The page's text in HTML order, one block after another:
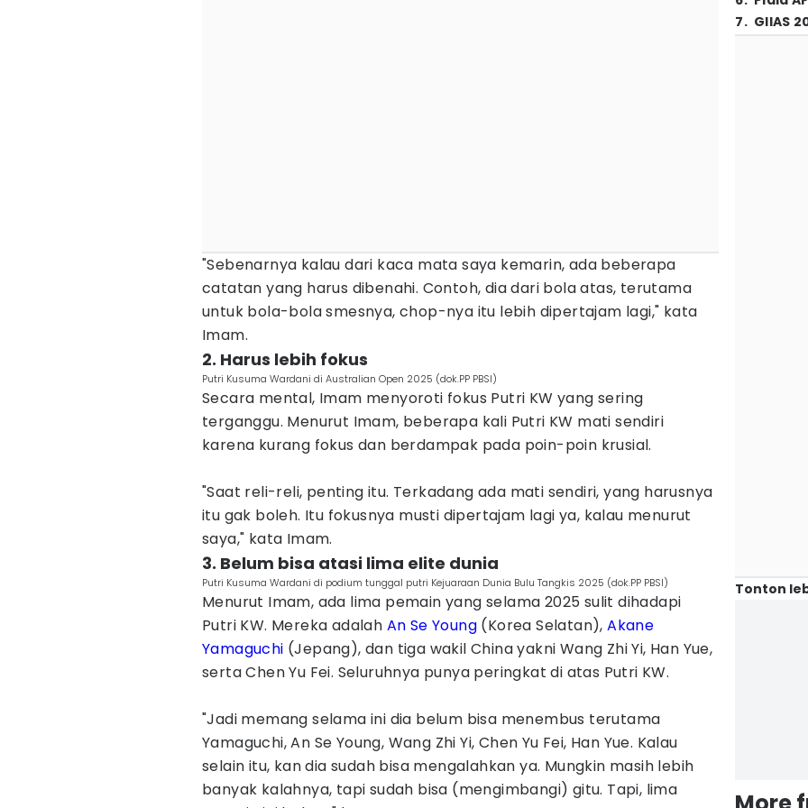
"Sebenarnya kalau dari kaca mata saya kemarin, ada beberapa
catatan yang harus dibenahi. Contoh, dia dari bola atas, terutama
untuk bola-bola smesnya, chop-nya itu lebih dipertajam lagi," kata
Imam.
2. Harus lebih fokus
Putri Kusuma Wardani di Australian Open 2025 (dok.PP PBSI)
Secara mental, Imam menyoroti fokus Putri KW yang sering
terganggu. Menurut Imam, beberapa kali Putri KW mati sendiri
karena kurang fokus dan berdampak pada poin-poin krusial.
"Saat reli-reli, penting itu. Terkadang ada mati sendiri, yang harusnya
itu gak boleh. Itu fokusnya musti dipertajam lagi ya, kalau menurut
saya," kata Imam.
3. Belum bisa atasi lima elite dunia
Putri Kusuma Wardani di podium tunggal putri Kejuaraan Dunia Bulu Tangkis 2025 (dok.PP PBSI)
Menurut Imam, ada lima pemain yang selama 2025 sulit dihadapi
Putri KW. Mereka adalah An Se Young (Korea Selatan),Akane
Yamaguchi (Jepang), dan tiga wakil China yakni Wang Zhi Yi, Han Yue,
serta Chen Yu Fei. Seluruhnya punya peringkat di atas Putri KW.
"Jadi memang selama ini dia belum bisa menembus terutama
Yamaguchi, An Se Young, Wang Zhi Yi, Chen Yu Fei, Han Yue. Kalau
selain itu, kan dia sudah bisa mengalahkan ya. Mungkin masih lebih
banyak kalahnya, tapi sudah bisa (mengimbangi) gitu. Tapi, lima
7. GIIAS
Tonton